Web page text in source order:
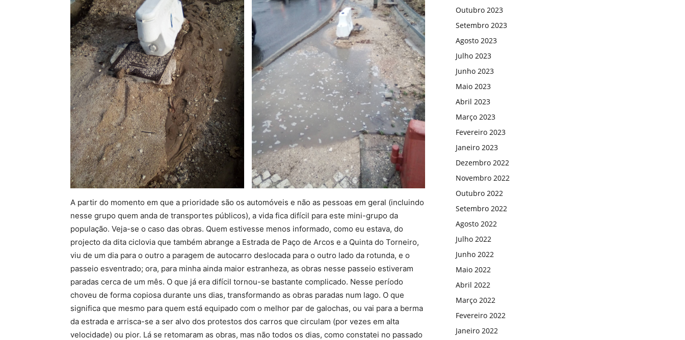
A partir do momento em que a prioridade são os automóveis e não as pessoas em geral (incluindo
nesse grupo quem anda de transportes públicos), a vida fica difícil para este mini-grupo da
população. Veja-se o caso das obras. Quem estivesse menos informado, como eu estava, do
projecto da dita ciclovia que também abrange a Estrada de Paço de Arcos e a Quinta do Torneiro,
viu de um dia para o outro a paragem de autocarro deslocada para o outro lado da rotunda, e o
passeio esventrado; ora, para minha ainda maior estranheza, as obras nesse passeio estiveram
paradas cerca de um mês. O que já era difícil tornou-se bastante complicado. Nesse período
choveu de forma copiosa durante uns dias, transformando as obras paradas num lago. O que
significa que mesmo para quem está equipado com o melhor par de galochas, ou vai para a berma
da estrada e arrisca-se a ser alvo dos protestos dos carros que circulam (por vezes em alta
velocidade) ou pior. Lá se retomaram as obras, mas não todos os dias, como constatei no passado
Outubro 2023
Setembro 2023
Agosto 2023
Julho 2023
Junho 2023
Maio 2023
Abril 2023
Março 2023
Fevereiro 2023
Janeiro 2023
Dezembro 2022
Novembro 2022
Outubro 2022
Setembro 2022
Agosto 2022
Julho 2022
Junho 2022
Maio 2022
Abril 2022
Março 2022
Fevereiro 2022
Janeiro 2022